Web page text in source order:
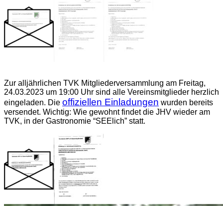
Zur alljährlichen TVK Mitgliederversammlung am Freitag,
24.03.2023 um 19:00 Uhr sind alle Vereinsmitglieder herzlich
eingeladen. Die offiziellen Einladungen wurden bereits
versendet. Wichtig: Wie gewohnt findet die JHV wieder am
TVK, in der Gastronomie “SEElich” statt.